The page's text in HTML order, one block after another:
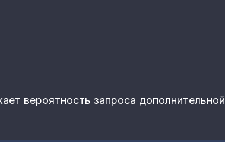
вероятность запроса дополнительной